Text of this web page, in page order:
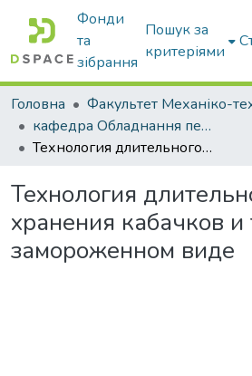
Фонди
та
зібрання
Пошук за
критеріями
Головна
кафедра Обладнання переробних і харчових виробництв ім. професора Ф.Ю. Ялпачика
Технология длительного хранения кабачков и тыквы в замороженном виде
Технология
хранения кабачков
замороженном виде